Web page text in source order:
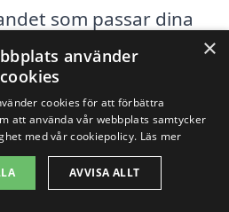
som passar dina
överväga dessa
din investering
med solenergi
×
använder
cookies
cookies för att förbättra
att använda vår webbplats samtycker
med vår cookiepolicy. Läs mer
AVVISA ALLT